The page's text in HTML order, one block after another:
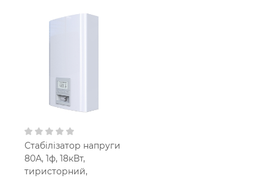
Стабілізатор напруги
80А, 1ф, 18кВт,
тиристорний,